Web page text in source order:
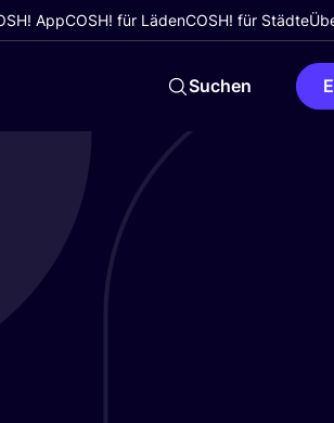
AppCOSH! für LädenCOSH! für Städte
Suchen